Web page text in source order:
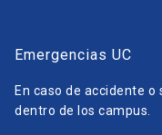
Emergencias UC
En caso de accidente
dentro de los campus.